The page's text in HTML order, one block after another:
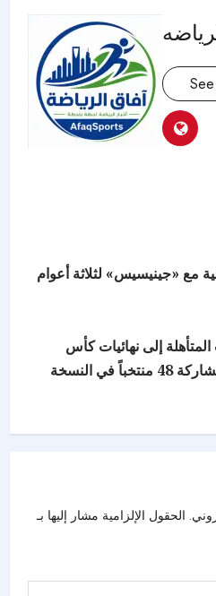
مع «جينيسيس» لثلاثة أعوام
إلى نهائيات كأس
العالم 2026، التي ستُقام بمشاركة 48 منتخباً في النسخة
الحقول الإلزامية مشار إليها بـ